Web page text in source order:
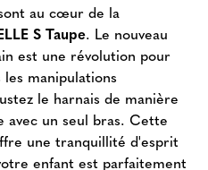
au cœur de la
S Taupe. Le nouveau
est une révolution pour
manipulations
le harnais de manière
avec un seul bras. Cette
une tranquillité d'esprit
enfant est parfaitement